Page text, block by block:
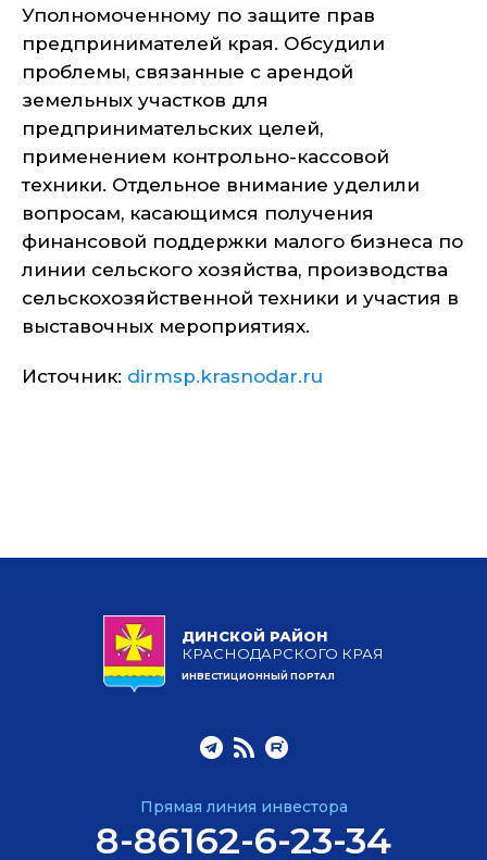
Уполномоченному по защите прав
предпринимателей края. Обсудили
проблемы, связанные с арендой
земельных участков для
предпринимательских целей,
применением контрольно-кассовой
техники. Отдельное внимание уделили
вопросам, касающимся получения
финансовой поддержки малого бизнеса по
линии сельского хозяйства, производства
сельскохозяйственной техники и участия в
выставочных мероприятиях.
Источник: dirmsp.krasnodar.ru
ДИНСКОЙ РАЙОН
КРАСНОДАРСКОГО КРАЯ
ИНВЕСТИЦИОННЫЙ ПОРТАЛ
Прямая линия инвестора
8-86162-6-23-34